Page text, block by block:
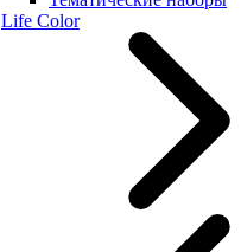
Life Color